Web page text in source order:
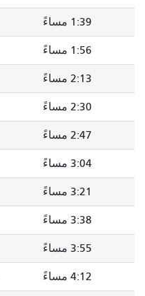
1:58 مساءً
2:15 مساءً
2:32 مساءً
2:49 مساءً
3:06 مساءً
3:23 مساءً
3:40 مساءً
3:57 مساءً
4:14 مساءً
4:31 مساءً